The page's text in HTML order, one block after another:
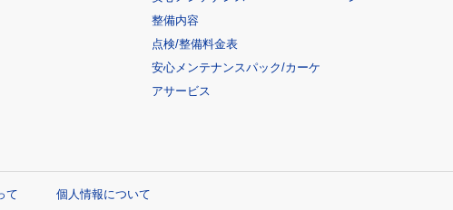
整備内容
点検/整備料金表
安心メンテナンスパック/カーケ
アサービス
て 個人情報について